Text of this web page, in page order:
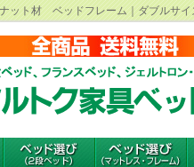
ット材 ベッドフレーム｜ダブルサイ